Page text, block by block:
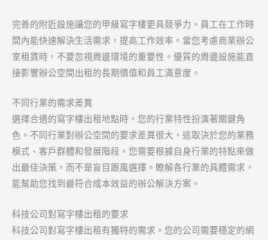
完善的附近設施讓您的甲級寫字樓更具競爭力。員工在工作時
間內能快速解決生活需求，提高工作效率。當您考慮商業辦公
室租賃時，不要忽視周邊環境的重要性。優質的周邊設施能直
接影響辦公空間出租的長期價值和員工滿意度。
不同行業的需求差異
選擇合適的寫字樓出租地點時，您的行業特性扮演著關鍵角
色。不同行業對辦公空間的要求差異很大，這取決於您的業務
模式、客戶群體和發展階段。您需要根據自身行業的特點來做
出最佳決策，而不是盲目跟風選擇。瞭解各行業的具體需求，
能幫助您找到最符合成本效益的辦公解決方案。
科技公司對寫字樓出租的要求
科技公司對寫字樓出租有獨特的需求。您的公司需要穩定的網